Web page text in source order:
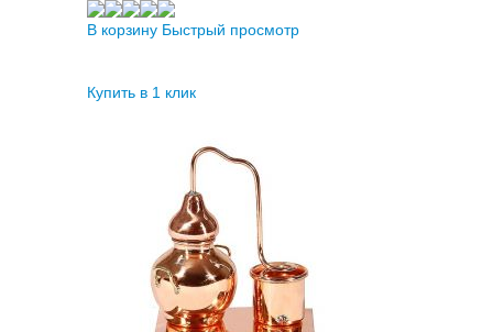
В корзину Быстрый просмотр
Купить в 1 клик